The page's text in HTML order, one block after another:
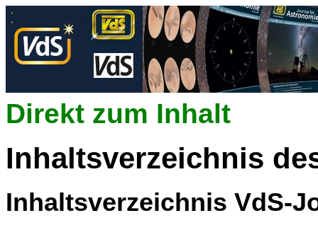
Direkt zum Inhalt
Inhaltsverzeichnis
Inhaltsverzeichnis VdS-